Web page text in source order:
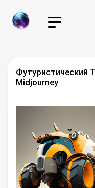
Футуристический
Midjourney